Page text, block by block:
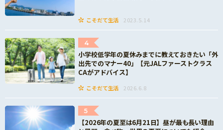
こそだて生活 2023.5.14
4
小学校低学年の夏休みまでに教えておきたい「外
出先でのマナー40」【元JALファーストクラス
CAがアドバイス】
こそだて生活 2026.6.8
5
【2026年の夏至は6月21日】昼が最も長い理由